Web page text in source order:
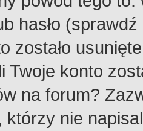
hasło
zostało
Twoje konto
na forum?
którzy nie